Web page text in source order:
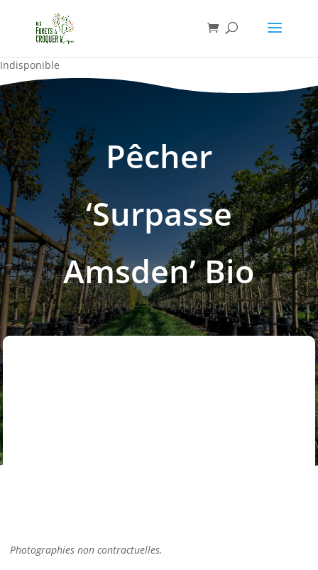
Indisponible
Pêcher
‘Surpasse
Amsden’ Bio
Photographies non contractuelles.